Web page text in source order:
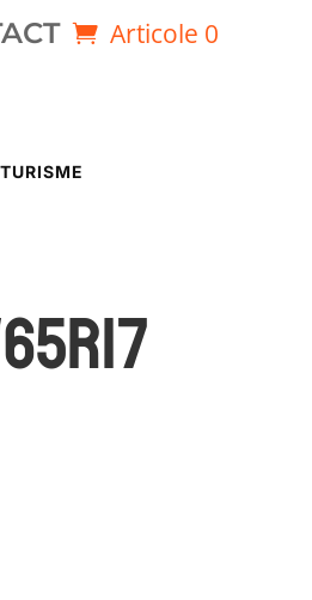
Articole 0